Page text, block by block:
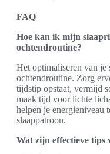
FAQ
Hoe kan ik mijn
ochtendroutine?
Het optimaliseren van je
ochtendroutine. Zorg
tijdstip opstaat, vermijd
maak tijd voor lichte
helpen je energieniveau
slaappatroon.
Wat zijn effectieve tips